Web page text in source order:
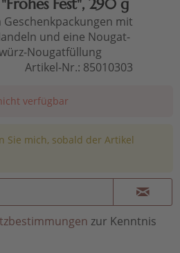
Fest", 290 g
mit
und eine Nougat-
Nougatfüllung
Artikel-Nr.: 85010303
verfügbar
Sie mich, sobald der Artikel
zur Kenntnis